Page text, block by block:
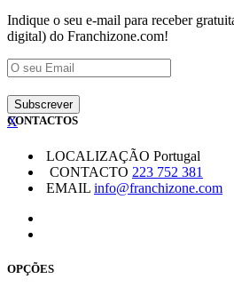
Indique o seu e-mail para receber
digital) do Franchizone.com!
X
CONTACTOS
LOCALIZAÇÃO Portugal
CONTACTO 223 752 381
EMAIL info@franchizone.com
OPÇÕES